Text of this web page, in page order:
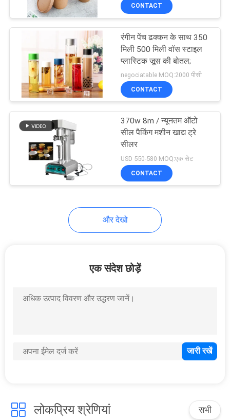
डिस्पोजेबल बबल टी कप
कैनबिस टिन
प्लास्टिक वाशिंग पाउडर
पीईटी बोतल पहिले
CONTACT
रंगीन पेंच ढक्कन के साथ 350
मिली 500 मिली वॉस स्टाइल
प्लास्टिक जूस की बोतल;
negociatable MOQ:2000 पीसी
CONTACT
370w 8m / न्यूनतम ऑटो
सील पैकिंग मशीन खाद्य ट्रे
सीलर
USD 550-580 MOQ:एक सेट
CONTACT
और देखो
एक संदेश छोड़ें
लोकप्रिय श्रेणियां सभी